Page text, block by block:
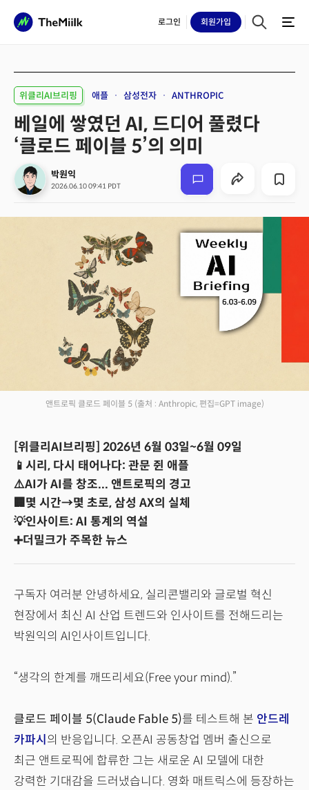
로그인 회원가입
위클리AI브리핑 애플 삼성전자 ANTHROPIC
베일에 쌓였던 AI, 드디어 풀렸다
‘클로드 페이블 5’의 의미
박원익
2026.06.10 09:41 PDT
앤트로픽 클로드 페이블 5 (출처 : Anthropic, 편집=GPT image)
[위클리AI브리핑] 2026년 6월 03일~6월 09일
📱시리, 다시 태어나다: 관문 쥔 애플
⚠️AI가 AI를 창조... 앤트로픽의 경고
🏢몇 시간→몇 초로, 삼성 AX의 실체
💡인사이트: AI 통계의 역설
➕더밀크가 주목한 뉴스
구독자 여러분 안녕하세요, 실리콘밸리와 글로벌 혁신
현장에서 최신 AI 산업 트렌드와 인사이트를 전해드리는
박원익의 AI인사이트입니다.
“생각의 한계를 깨뜨리세요(Free your mind).”
클로드 페이블 5(Claude Fable 5)를 테스트해 본 안드레
카파시 의 반응입니다. 오픈AI 공동창업 멤버 출신으로
최근 앤트로픽에 합류한 그는 새로운 AI 모델에 대한
강력한 기대감을 드러냈습니다. 영화 매트릭스에 등장하는